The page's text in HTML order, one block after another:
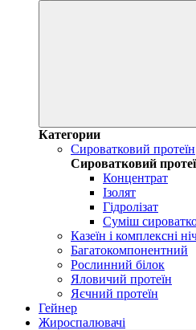
Категории
Сироватковий протеїн
Сироватковий
Концентрат
Ізолят
Гідролізат
Суміш
Казеїн і комплексні
Багатокомпонентний
Рослинний білок
Яловичий протеїн
Яєчний протеїн
Гейнер
Жироспалювачі